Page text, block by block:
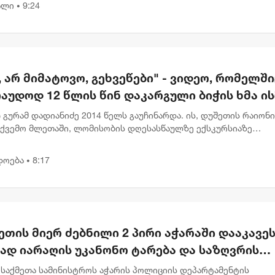
• 9:24
არ მიმატოვო, გეხვეწები" - ვიდეო,
12 წლის წინ დაკარგული ბიჭის ხმა
გურამ დადიანიძე 2014 წელს გაუჩინარდა. ის, დუშეთის
მლეთაში, ლომისობის დღესასწაულზე ექსკურსიაზე
• 8:17
მიერ ძებნილი 2 პირი აჭარაში
იარაღის უკანონო ტარება და საზღვრის
ედებათ
საქმეთა სამინისტროს აჭარის პოლიციის დეპარტამენტის